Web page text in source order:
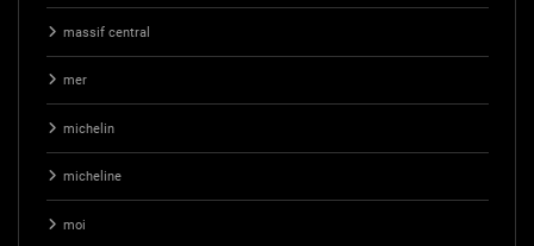
massif central
mer
michelin
micheline
moi